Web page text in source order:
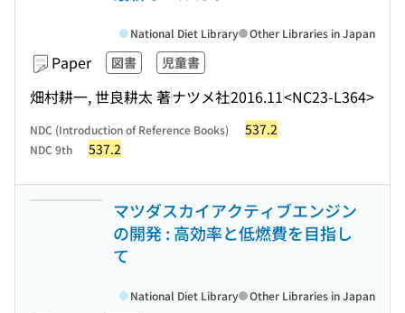
Paper 図書 児童書
畑村耕一, 世良耕太 著ナツメ社2016.11<NC23-L364>
National Diet Library Other Libraries in Japan
NDC (Introduction of Reference Books) 537.2
NDC 9th 537.2
マツダスカイアクティブエンジン
の開発 : 高効率と低燃費を目指し
て
National Diet Library Other Libraries in Japan